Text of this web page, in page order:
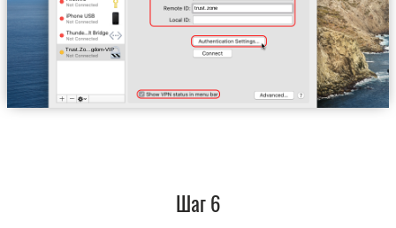
Trust.Zo...gdom-VIP
trust.zone
Шаг 6